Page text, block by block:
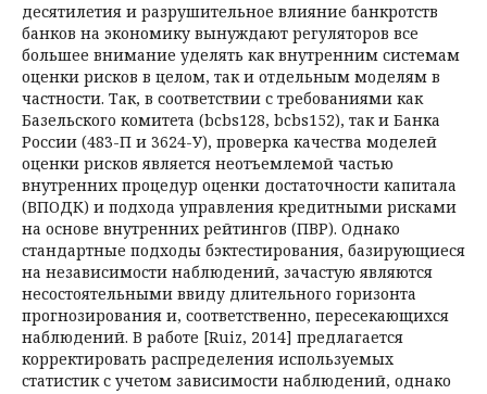
десятилетия и разрушительное влияние банкротств
банков на экономику вынуждают регуляторов все
большее внимание уделять как внутренним системам
оценки рисков в целом, так и отдельным моделям в
частности. Так, в соответствии с требованиями как
Базельского комитета (bcbs128, bcbs152), так и Банка
России (483-П и 3624-У), проверка качества моделей
оценки рисков является неотъемлемой частью
внутренних процедур оценки достаточности капитала
(ВПОДК) и подхода управления кредитными рисками
на основе внутренних рейтингов (ПВР). Однако
стандартные подходы бэктестирования, базирующиеся
на независимости наблюдений, зачастую являются
несостоятельными ввиду длительного горизонта
прогнозирования и, соответственно, пересекающихся
наблюдений. В работе [Ruiz, 2014] предлагается
корректировать распределения используемых
статистик с учетом зависимости наблюдений, однако